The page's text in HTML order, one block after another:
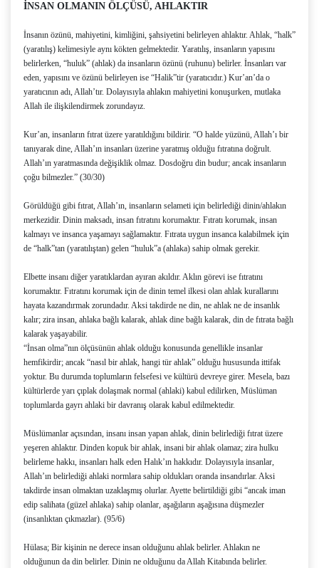
İNSAN OLMANIN ÖLÇÜSÜ, AHLAKTIR
İnsanın özünü, mahiyetini, kimliğini, şahsiyetini belirleyen ahlaktır. Ahlak, “halk”
(yaratılış) kelimesiyle aynı kökten gelmektedir. Yaratılış, insanların yapısını
belirlerken, “huluk” (ahlak) da insanların özünü (ruhunu) belirler. İnsanları var
eden, yapısını ve özünü belirleyen ise “Halik”tir (yaratıcıdır.) Kur’an’da o
yaratıcının adı, Allah’tır. Dolayısıyla ahlakın mahiyetini konuşurken, mutlaka
Allah ile ilişkilendirmek zorundayız.
Kur’an, insanların fıtrat üzere yaratıldığını bildirir. “O halde yüzünü, Allah’ı bir
tanıyarak dine, Allah’ın insanları üzerine yaratmış olduğu fıtratına doğrult.
Allah’ın yaratmasında değişiklik olmaz. Dosdoğru din budur; ancak insanların
çoğu bilmezler.” (30/30)
Görüldüğü gibi fıtrat, Allah’ın, insanların selameti için belirlediği dinin/ahlakın
merkezidir. Dinin maksadı, insan fıtratını korumaktır. Fıtratı korumak, insan
kalmayı ve insanca yaşamayı sağlamaktır. Fıtrata uygun insanca kalabilmek için
de “halk”tan (yaratılıştan) gelen “huluk”a (ahlaka) sahip olmak gerekir.
Elbette insanı diğer yaratıklardan ayıran akıldır. Aklın görevi ise fıtratını
korumaktır. Fıtratını korumak için de dinin temel ilkesi olan ahlak kurallarını
hayata kazandırmak zorundadır. Aksi takdirde ne din, ne ahlak ne de insanlık
kalır; zira insan, ahlaka bağlı kalarak, ahlak dine bağlı kalarak, din de fıtrata bağlı
kalarak yaşayabilir.
“İnsan olma”nın ölçüsünün ahlak olduğu konusunda genellikle insanlar
hemfikirdir; ancak “nasıl bir ahlak, hangi tür ahlak” olduğu hususunda ittifak
yoktur. Bu durumda toplumların felsefesi ve kültürü devreye girer. Mesela, bazı
kültürlerde yarı çıplak dolaşmak normal (ahlaki) kabul edilirken, Müslüman
toplumlarda gayrı ahlaki bir davranış olarak kabul edilmektedir.
Müslümanlar açısından, insanı insan yapan ahlak, dinin belirlediği fıtrat üzere
yeşeren ahlaktır. Dinden kopuk bir ahlak, insani bir ahlak olamaz; zira hulku
belirleme hakkı, insanları halk eden Halık’ın hakkıdır. Dolayısıyla insanlar,
Allah’ın belirlediği ahlaki normlara sahip oldukları oranda insandırlar. Aksi
takdirde insan olmaktan uzaklaşmış olurlar. Ayette belirtildiği gibi “ancak iman
edip salihata (güzel ahlaka) sahip olanlar, aşağıların aşağısına düşmezler
(insanlıktan çıkmazlar). (95/6)
Hülasa; Bir kişinin ne derece insan olduğunu ahlak belirler. Ahlakın ne
olduğunun da din belirler. Dinin ne olduğunu da Allah Kitabında belirler.